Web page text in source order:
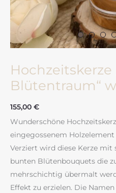
Blütentraum“
155,00 €
Wunderschöne
eingegossenem Holzelement
Verziert wird diese Kerze
bunten Blütenbouquets die
mehrschichtig übermalt
Effekt zu erzielen. Die